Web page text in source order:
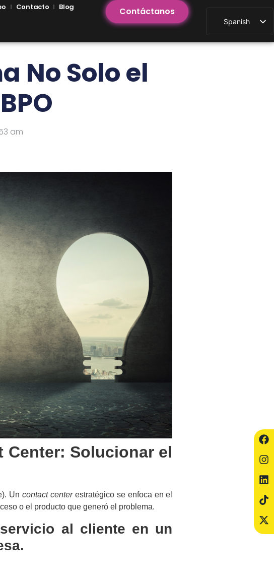
Contáctanos
Spanish
Contacto Blog
No Solo el
am
Center: Solucionar el
Uncontact centerestratégico se enfoca en el
o el producto que generó el problema.
al cliente en un